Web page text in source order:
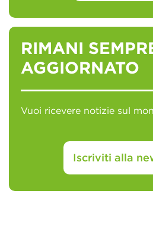
RIMANI
AGGIORNATO
Vuoi ricevere notizie sul
Iscriviti alla